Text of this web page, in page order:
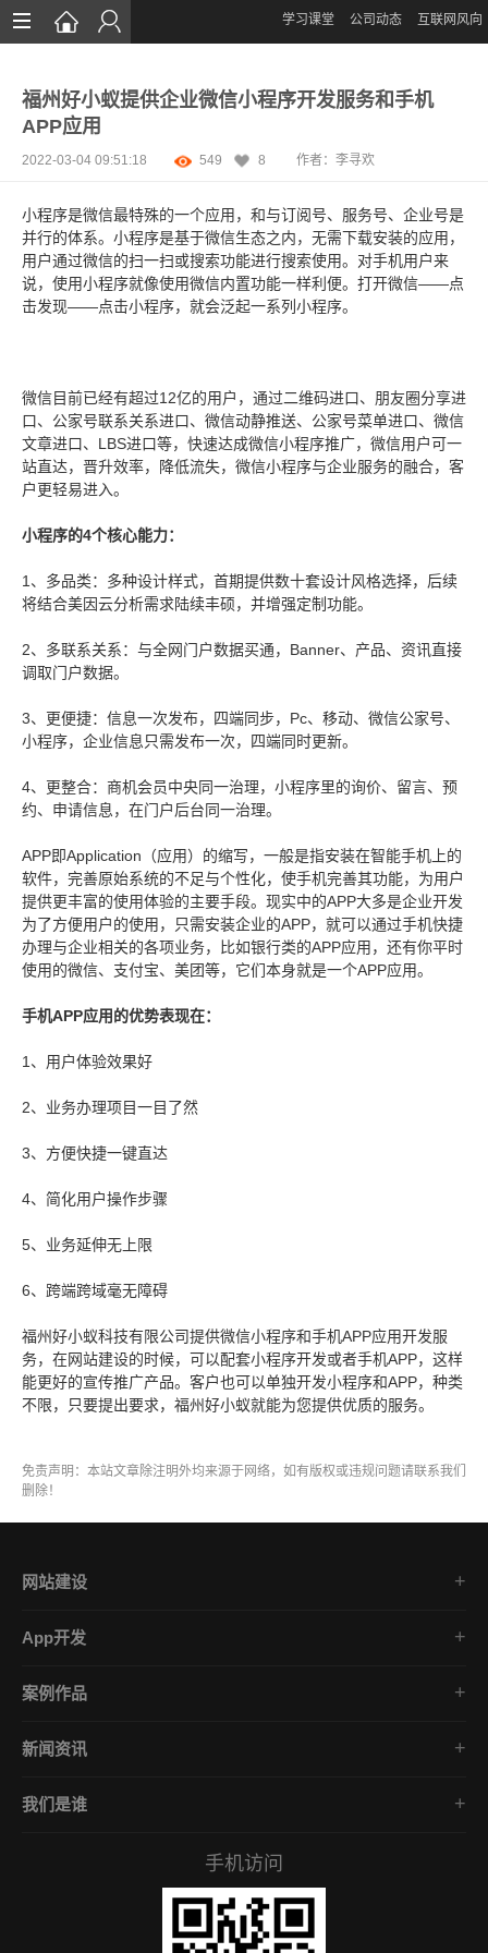
网站设计
App定制
案例鉴赏
解决方案
学习课堂 公司动态 互联网风向
福州好小蚁提供企业微信小程序开发服务和手机
APP应用
2022-03-04 09:51:18 549 8 作者：李寻欢
小程序是微信最特殊的一个应用，和与订阅号、服务号、企业号是
并行的体系。小程序是基于微信生态之内，无需下载安装的应用，
用户通过微信的扫一扫或搜索功能进行搜索使用。对手机用户来
说，使用小程序就像使用微信内置功能一样利便。打开微信——点
击发现——点击小程序，就会泛起一系列小程序。
微信目前已经有超过12亿的用户，通过二维码进口、朋友圈分享进
口、公家号联系关系进口、微信动静推送、公家号菜单进口、微信
文章进口、LBS进口等，快速达成微信小程序推广，微信用户可一
站直达，晋升效率，降低流失，微信小程序与企业服务的融合，客
户更轻易进入。
小程序的4个核心能力：
1、多品类：多种设计样式，首期提供数十套设计风格选择，后续
将结合美因云分析需求陆续丰硕，并增强定制功能。
2、多联系关系：与全网门户数据买通，Banner、产品、资讯直接
调取门户数据。
3、更便捷：信息一次发布，四端同步，Pc、移动、微信公家号、
小程序，企业信息只需发布一次，四端同时更新。
4、更整合：商机会员中央同一治理，小程序里的询价、留言、预
约、申请信息，在门户后台同一治理。
APP即Application（应用）的缩写，一般是指安装在智能手机上的
软件，完善原始系统的不足与个性化，使手机完善其功能，为用户
提供更丰富的使用体验的主要手段。现实中的APP大多是企业开发
为了方便用户的使用，只需安装企业的APP，就可以通过手机快捷
办理与企业相关的各项业务，比如银行类的APP应用，还有你平时
使用的微信、支付宝、美团等，它们本身就是一个APP应用。
手机APP应用的优势表现在：
1、用户体验效果好
2、业务办理项目一目了然
3、方便快捷一键直达
4、简化用户操作步骤
5、业务延伸无上限
6、跨端跨域毫无障碍
福州好小蚁科技有限公司提供微信小程序和手机APP应用开发服
务，在网站建设的时候，可以配套小程序开发或者手机APP，这样
能更好的宣传推广产品。客户也可以单独开发小程序和APP，种类
不限，只要提出要求，福州好小蚁就能为您提供优质的服务。
免责声明：本站文章除注明外均来源于网络，如有版权或违规问题请联系我们
删除！
网站建设
集团企业官网
营销网站设计
商城网站定制
App开发
电商App开发
金融App开发
社交App开发
案例作品
品牌网站建设
微信小程序
新闻资讯
学习课堂
我们是谁
手机访问